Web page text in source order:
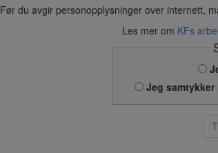
Før du avgir personopplysninger over internett,
Les mer om KFs
Jeg samtykker